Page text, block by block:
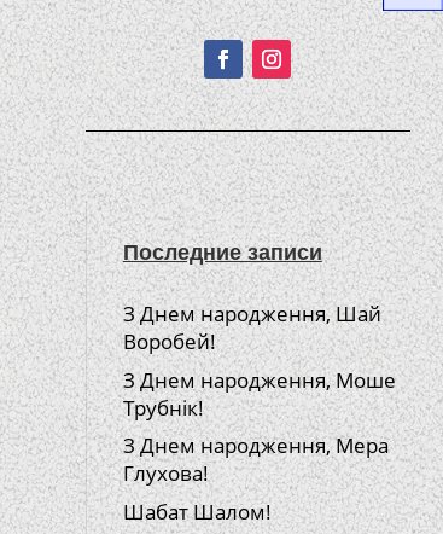
Подписывайтесь!
Последние записи
З Днем народження, Шай
Воробей!
З Днем народження, Моше
Трубнік!
З Днем народження, Мера
Глухова!
Шабат Шалом!